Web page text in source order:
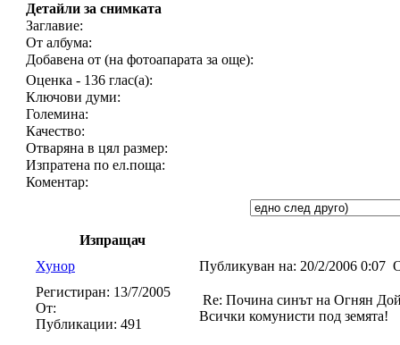
Детайли за снимката
Заглавие:
От албума:
Добавена от (на фотоапарата за още):
Оценка - 136 глас(а):
Ключови думи:
Големина:
Качество:
Отваряна в цял размер:
Изпратена по ел.поща:
Коментар:
Изпращач
Хунор
Публикуван на: 20/2/2006 0:07
Регистиран: 13/7/2005
От:
Публикации: 491
Re: Почина синът на Огнян
Всички комунисти под земята!